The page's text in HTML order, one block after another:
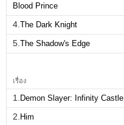
Blood Prince
4. The Dark Knight
5. The Shadow's Edge
เรื่อง
1. Demon Slayer: Infinity Castle
2. Him